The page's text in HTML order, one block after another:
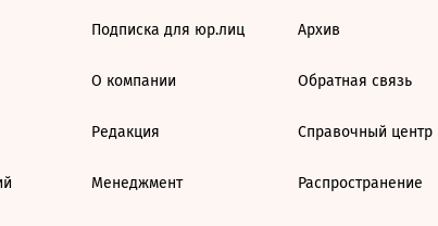
Подписка для юр.лиц
О компании
Редакция
Менеджмент
Архив
Обратная связь
Справочный центр
Распространение